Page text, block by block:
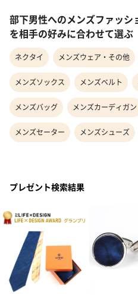
部下男性へのメンズファッシ
を相手の好みに合わせて選ぶ
ネクタイ メンズウェア・その他
メンズソックス メンズベルト
メンズバッグ メンズカーディガン
メンズセーター メンズシューズ
プレゼント検索結果